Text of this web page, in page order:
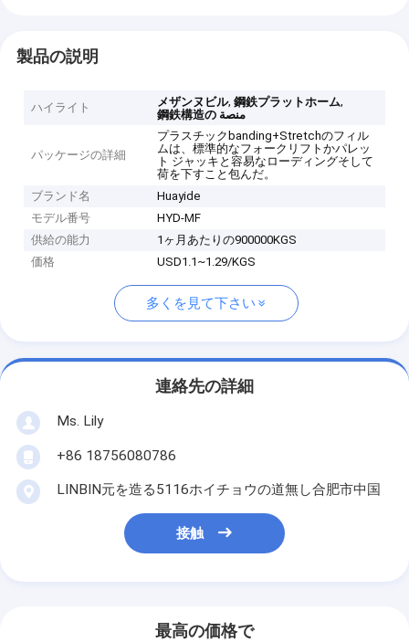
製品の説明
ハイライト メザンヌビル,鋼鉄プラットホーム,
鋼鉄構造の منصة
パッケージの詳細
プラスチックbanding+Stretchのフィル
ムは、標準的なフォークリフトかパレッ
ト ジャッキと容易なローディングそして
荷を下すこと包んだ。
ブランド名
Huayide
モデル番号
HYD-MF
供給の能力
1ヶ月あたりの900000KGS
価格
USD1.1~1.29/KGS
多くを見て下さい
連絡先の詳細
Ms. Lily
+86 18756080786
LINBIN元を造る5116ホイチョウの道無し合肥市中国
接触
最高の価格で